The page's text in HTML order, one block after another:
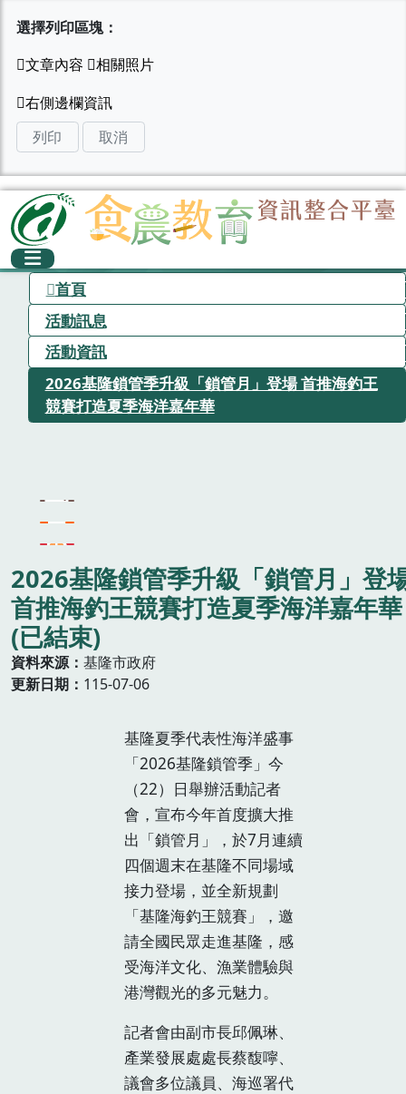
選擇列印區塊：
列印 取消
首頁
活動訊息
活動資訊
2026基隆鎖管季升級「鎖管月」登場 首推海釣王
競賽打造夏季海洋嘉年華
2026基隆鎖管季升級「鎖管月」登
首推海釣王競賽打造夏季海洋嘉年華
(已結束)
資料來源
基隆市政府
更新日期
115-07-06
基隆夏季代表性海洋盛事
「2026基隆鎖管季」今
（22）日舉辦活動記者
會，宣布今年首度擴大推
出「鎖管月」，於7月連續
四個週末在基隆不同場域
接力登場，並全新規劃
「基隆海釣王競賽」，邀
請全國民眾走進基隆，感
受海洋文化、漁業體驗與
港灣觀光的多元魅力。
記者會由副市長邱佩琳、
產業發展處處長蔡馥嚀、
議會多位議員、海巡署代